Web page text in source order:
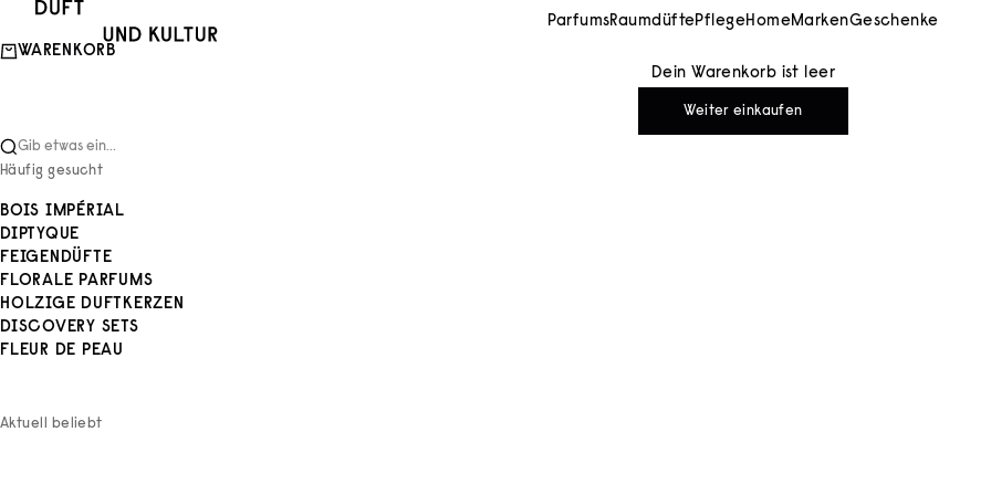
Zum Inhalt springen
Duft und Kultur ParfumsRaumdüftePflegeHomeMarkenGeschenke
WARENKORB
Dein Warenkorb ist leer
Weiter einkaufen
Gib etwas ein...
Häufig gesucht
BOIS IMPÉRIAL
DIPTYQUE
FEIGENDÜFTE
FLORALE PARFUMS
HOLZIGE DUFTKERZEN
DISCOVERY SETS
FLEUR DE PEAU
Aktuell beliebt